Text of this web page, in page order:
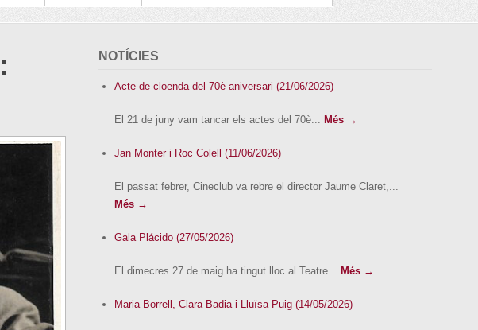
: NOTÍCIES
Acte de cloenda del 70è aniversari (21/06/2026)
El 21 de juny vam tancar els actes del 70è... Més →
Jan Monter i Roc Colell (11/06/2026)
El passat febrer, Cineclub va rebre el director Jaume Claret,...
Més →
Gala Plácido (27/05/2026)
El dimecres 27 de maig ha tingut lloc al Teatre... Més →
Maria Borrell, Clara Badia i Lluïsa Puig (14/05/2026)